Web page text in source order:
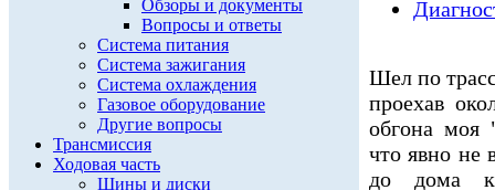
Обзоры и документы
Вопросы и ответы
Система питания
Система зажигания
Система охлаждения
Газовое оборудование
Другие вопросы
Трансмиссия
Ходовая часть
Шины и диски
Шел по
проехав
обгона моя
что явно не
до дома